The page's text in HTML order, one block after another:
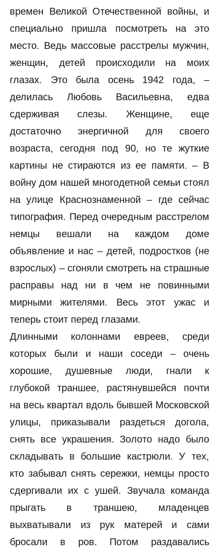
времен Великой Отечественной войны, и
специально пришла посмотреть на это
место. Ведь массовые расстрелы мужчин,
женщин, детей происходили на моих
глазах. Это была осень 1942 года, –
делилась Любовь Васильевна, едва
сдерживая слезы. Женщине, еще
достаточно энергичной для своего
возраста, сегодня под 90, но те жуткие
картины не стираются из ее памяти. – В
войну дом нашей многодетной семьи стоял
на улице Краснознаменной – где сейчас
типография. Перед очередным расстрелом
немцы вешали на каждом доме
объявление и нас – детей, подростков (не
взрослых) – сгоняли смотреть на страшные
расправы над ни в чем не повинными
мирными жителями. Весь этот ужас и
теперь стоит перед глазами.
Длинными колоннами евреев, среди
которых были и наши соседи – очень
хорошие, душевные люди, гнали к
глубокой траншее, растянувшейся почти
на весь квартал вдоль бывшей Московской
улицы, приказывали раздеться догола,
снять все украшения. Золото надо было
складывать в большие кастрюли. У тех,
кто забывал снять сережки, немцы просто
сдергивали их с ушей. Звучала команда
прыгать в траншею, младенцев
выхватывали из рук матерей и сами
бросали в ров. Потом раздавались